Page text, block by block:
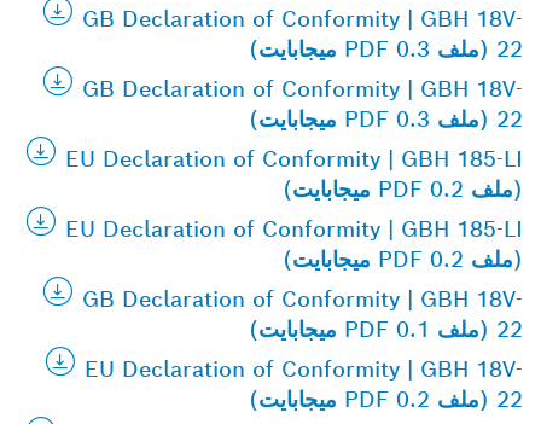
GB Declaration of Conformity | GBH 18V-
22 (ملف PDF 0.3 ميجابايت)
GB Declaration of Conformity | GBH 18V-
22 (ملف PDF 0.3 ميجابايت)
EU Declaration of Conformity | GBH 185-LI
(ملف PDF 0.2 ميجابايت)
EU Declaration of Conformity | GBH 185-LI
(ملف PDF 0.2 ميجابايت)
GB Declaration of Conformity | GBH 18V-
22 (ملف PDF 0.1 ميجابايت)
EU Declaration of Conformity | GBH 18V-
22 (ملف PDF 0.2 ميجابايت)